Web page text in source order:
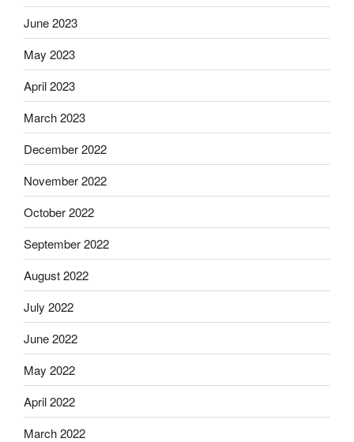
June 2023
May 2023
April 2023
March 2023
December 2022
November 2022
October 2022
September 2022
August 2022
July 2022
June 2022
May 2022
April 2022
March 2022